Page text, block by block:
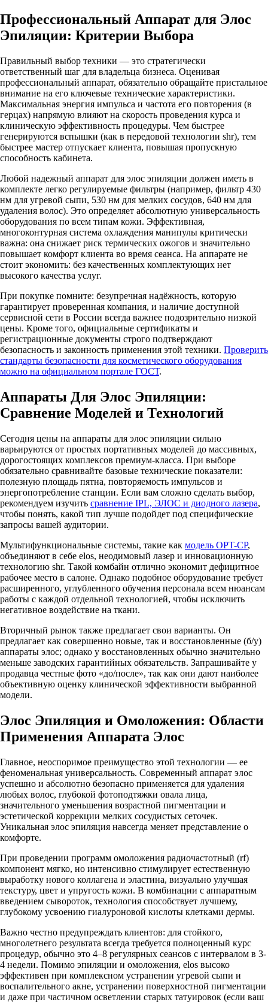
Профессиональный Аппарат для Элос
Эпиляции: Критерии Выбора
Правильный выбор техники — это стратегически
ответственный шаг для владельца бизнеса. Оценивая
профессиональный аппарат, обязательно обращайте пристальное
внимание на его ключевые технические характеристики.
Максимальная энергия импульса и частота его повторения (в
герцах) напрямую влияют на скорость проведения курса и
клиническую эффективность процедуры. Чем быстрее
генерируются вспышки (как в передовой технологии shr), тем
быстрее мастер отпускает клиента, повышая пропускную
способность кабинета.
Любой надежный аппарат для элос эпиляции должен иметь в
комплекте легко регулируемые фильтры (например, фильтр 430
нм для угревой сыпи, 530 нм для мелких сосудов, 640 нм для
удаления волос). Это определяет абсолютную универсальность
оборудования по всем типам кожи. Эффективная,
многоконтурная система охлаждения манипулы критически
важна: она снижает риск термических ожогов и значительно
повышает комфорт клиента во время сеанса. На аппарате не
стоит экономить: без качественных комплектующих нет
высокого качества услуг.
При покупке помните: безупречная надёжность, которую
гарантирует проверенная компания, и наличие доступной
сервисной сети в России всегда важнее подозрительно низкой
цены. Кроме того, официальные сертификаты и
регистрационные документы строго подтверждают
безопасность и законность применения этой техники. Проверить
стандарты безопасности для косметического оборудования
можно на официальном портале ГОСТ.
Аппараты Для Элос Эпиляции:
Сравнение Моделей и Технологий
Сегодня цены на аппараты для элос эпиляции сильно
варьируются от простых портативных моделей до массивных,
дорогостоящих комплексов премиум-класса. При выборе
обязательно сравнивайте базовые технические показатели:
полезную площадь пятна, повторяемость импульсов и
энергопотребление станции. Если вам сложно сделать выбор,
рекомендуем изучить сравнение IPL, ЭЛОС и диодного лазера,
чтобы понять, какой тип лучше подойдет под специфические
запросы вашей аудитории.
Мультифункциональные системы, такие как модель OPT-CP,
объединяют в себе elos, неодимовый лазер и инновационную
технологию shr. Такой комбайн отлично экономит дефицитное
рабочее место в салоне. Однако подобное оборудование требует
расширенного, углубленного обучения персонала всем нюансам
работы с каждой отдельной технологией, чтобы исключить
негативное воздействие на ткани.
Вторичный рынок также предлагает свои варианты. Он
предлагает как совершенно новые, так и восстановленные (б/у)
аппараты элос; однако у восстановленных обычно значительно
меньше заводских гарантийных обязательств. Запрашивайте у
продавца честные фото «до/после», так как они дают наиболее
объективную оценку клинической эффективности выбранной
модели.
Элос Эпиляция и Омоложения: Области
Применения Аппарата Элос
Главное, неоспоримое преимущество этой технологии — ее
феноменальная универсальность. Современный аппарат элос
успешно и абсолютно безопасно применяется для удаления
любых волос, глубокой фотоподтяжки овала лица,
значительного уменьшения возрастной пигментации и
эстетической коррекции мелких сосудистых сеточек.
Уникальная элос эпиляция навсегда меняет представление о
комфорте.
При проведении программ омоложения радиочастотный (rf)
компонент мягко, но интенсивно стимулирует естественную
выработку нового коллагена и эластина, визуально улучшая
текстуру, цвет и упругость кожи. В комбинации с аппаратным
введением сывороток, технология способствует лучшему,
глубокому усвоению гиалуроновой кислоты клетками дермы.
Важно честно предупреждать клиентов: для стойкого,
многолетнего результата всегда требуется полноценный курс
процедур, обычно это 4–8 регулярных сеансов с интервалом в 3-
4 недели. Помимо эпиляции и омоложения, elos высоко
эффективен при комплексном устранении угревой сыпи и
воспалительного акне, устранении поверхностной пигментации
и даже при частичном осветлении старых татуировок (если ваш